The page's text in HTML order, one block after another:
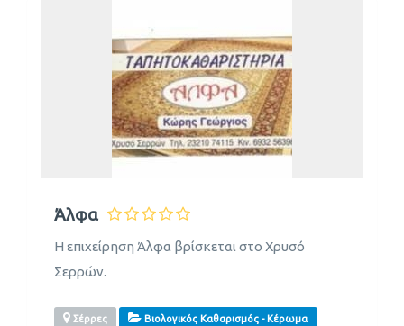
Άλφα
Η επιχείρηση Άλφα βρίσκεται στο Χρυσό
Σερρών.
Σέρρες Βιολογικός Καθαρισμός - Κέρωμα